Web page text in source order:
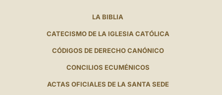
LA BIBLIA
CATECISMO DE LA IGLESIA CATÓLICA
CÓDIGOS DE DERECHO CANÓNICO
CONCILIOS ECUMÉNICOS
ACTAS OFICIALES DE LA SANTA SEDE